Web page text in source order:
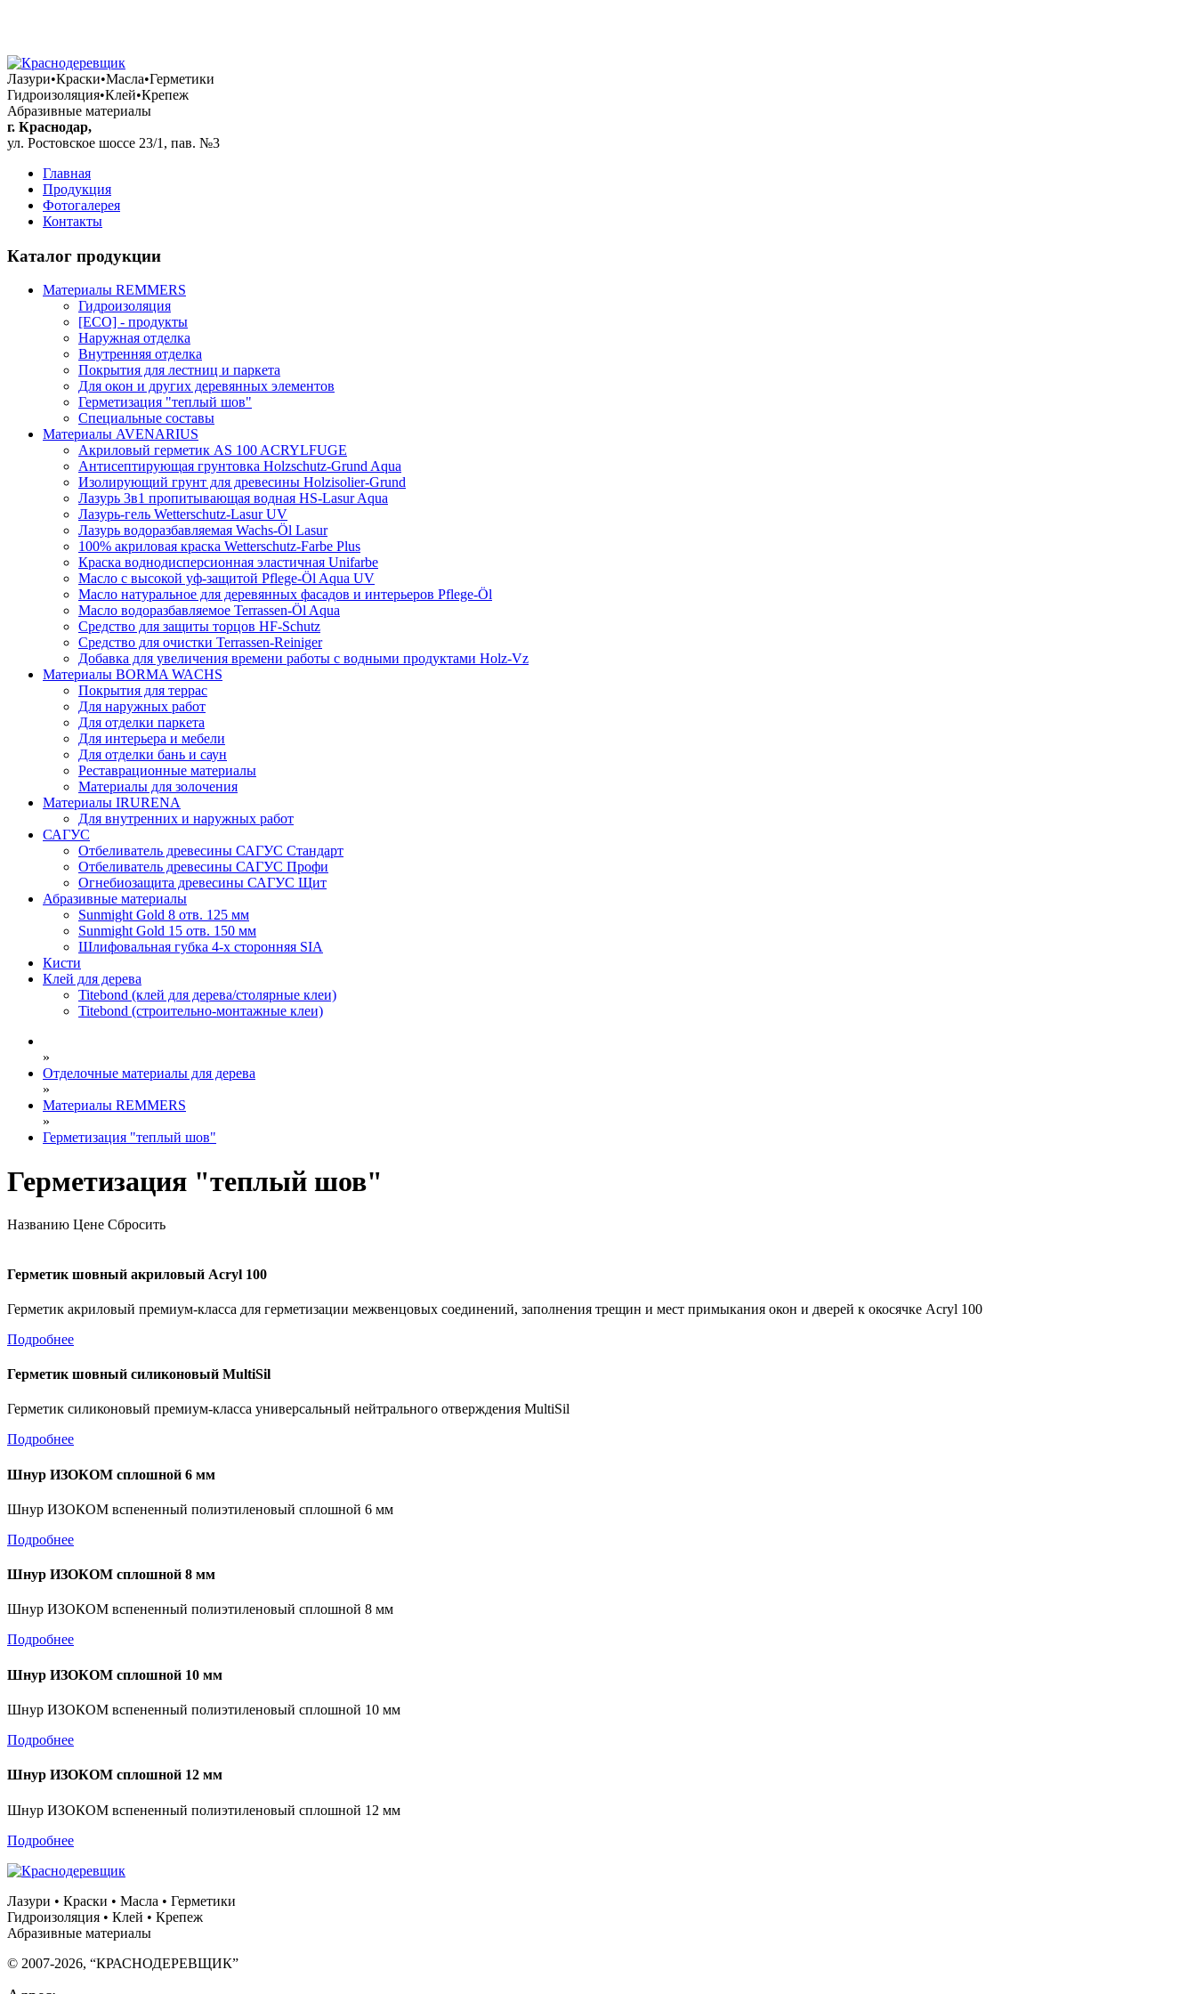
Лазури•Краски•Масла•Герметики
Гидроизоляция•Клей•Крепеж
Абразивные материалы
г. Краснодар,
ул. Ростовское шоссе 23/1, пав. №3
Главная
Продукция
Фотогалерея
Контакты
Каталог продукции
Материалы REMMERS
Гидроизоляция
[ECO] - продукты
Наружная отделка
Внутренняя отделка
Покрытия для лестниц и паркета
Для окон и других деревянных элементов
Герметизация "теплый шов"
Специальные составы
Материалы AVENARIUS
Акриловый герметик AS 100 ACRYLFUGE
Антисептирующая грунтовка Holzschutz-Grund Aqua
Изолирующий грунт для древесины Holzisolier-Grund
Лазурь 3в1 пропитывающая водная HS-Lasur Aqua
Лазурь-гель Wetterschutz-Lasur UV
Лазурь водоразбавляемая Wachs-Öl Lasur
100% акриловая краска Wetterschutz-Farbe Plus
Краска воднодисперсионная эластичная Unifarbe
Масло с высокой уф-защитой Pflege-Öl Aqua UV
Масло натуральное для деревянных фасадов и интерьеров Pflege-Öl
Масло водоразбавляемое Terrassen-Öl Aqua
Средство для защиты торцов HF-Schutz
Средство для очистки Terrassen-Reiniger
Добавка для увеличения времени работы с водными продуктами Holz-Vz
Материалы BORMA WACHS
Покрытия для террас
Для наружных работ
Для отделки паркета
Для интерьера и мебели
Для отделки бань и саун
Реставрационные материалы
Материалы для золочения
Материалы IRURENA
Для внутренних и наружных работ
САГУС
Отбеливатель древесины САГУС Стандарт
Отбеливатель древесины САГУС Профи
Огнебиозащита древесины САГУС Щит
Абразивные материалы
Sunmight Gold 8 отв. 125 мм
Sunmight Gold 15 отв. 150 мм
Шлифовальная губка 4-х сторонняя SIA
Кисти
Клей для дерева
Titebond (клей для дерева/столярные клеи)
Titebond (строительно-монтажные клеи)
»
Отделочные материалы для дерева
»
Материалы REMMERS
»
Герметизация "теплый шов"
Герметизация "теплый шов"
Названию Цене Сбросить
Герметик шовный акриловый Acryl 100
Герметик акриловый премиум-класса для герметизации межвенцовых соединений, заполнения трещин и мест примыкания окон и дверей к окосячке Acryl 100
Подробнее
Герметик шовный силиконовый MultiSil
Герметик силиконовый премиум-класса универсальный нейтрального отверждения MultiSil
Подробнее
Шнур ИЗОКОМ сплошной 6 мм
Шнур ИЗОКОМ вспененный полиэтиленовый сплошной 6 мм
Подробнее
Шнур ИЗОКОМ сплошной 8 мм
Шнур ИЗОКОМ вспененный полиэтиленовый сплошной 8 мм
Подробнее
Шнур ИЗОКОМ сплошной 10 мм
Шнур ИЗОКОМ вспененный полиэтиленовый сплошной 10 мм
Подробнее
Шнур ИЗОКОМ сплошной 12 мм
Шнур ИЗОКОМ вспененный полиэтиленовый сплошной 12 мм
Подробнее
Лазури • Краски • Масла • Герметики
Гидроизоляция • Клей • Крепеж
Абразивные материалы
© 2007-2026, “КРАСНОДЕРЕВЩИК”